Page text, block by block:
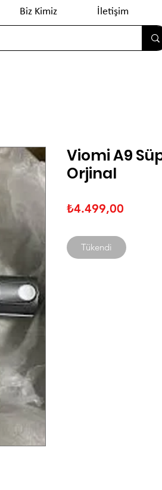
Biz Kimiz
İletişim
Viomi A9
Orjinal
₺4.499,00
Tükendi